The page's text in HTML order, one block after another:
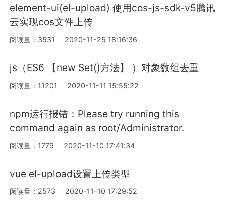
element-ui(el-upload) 使用cos-js-sdk-v5腾讯
云实现cos文件上传
阅读量：3531 2020-11-25 18:16:36
js（ES6 【new Set()方法】 ）对象数组去重
阅读量：11201 2020-11-11 15:55:22
npm运行报错：Please try running this
command again as root/Administrator.
阅读量：1779 2020-11-10 17:41:34
vue el-upload设置上传类型
阅读量：2573 2020-11-10 17:29:52